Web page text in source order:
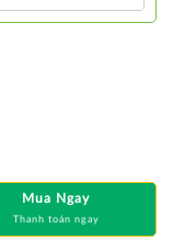
Mua Ngay
Thanh toán ngay